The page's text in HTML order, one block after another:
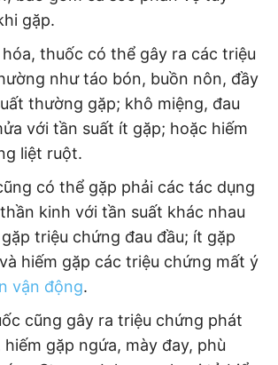
gặp.
thuốc có thể gây ra các triệu
như táo bón, buồn nôn, đầy
thường gặp; khô miệng, đau
với tần suất ít gặp; hoặc hiếm
liệt ruột.
có thể gặp phải các tác dụng
kinh với tần suất khác nhau
triệu chứng đau đầu; ít gặp
hiếm gặp các triệu chứng mất ý
vận động.
cũng gây ra triệu chứng phát
gặp ngứa, mày đay, phù